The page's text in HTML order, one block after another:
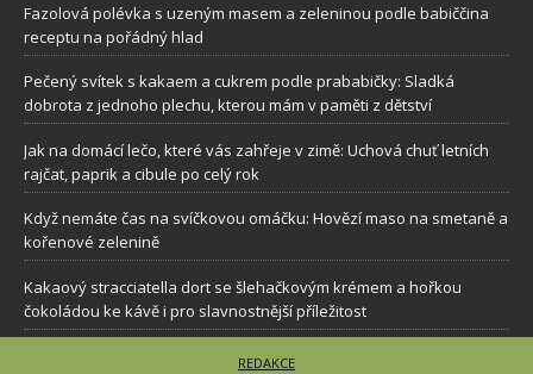
Fazolová polévka s uzeným masem a zeleninou podle babiččina
receptu na pořádný hlad
Pečený svítek s kakaem a cukrem podle prababičky: Sladká
dobrota z jednoho plechu, kterou mám v paměti z dětství
Jak na domácí lečo, které vás zahřeje v zimě: Uchová chuť letních
rajčat, paprik a cibule po celý rok
Když nemáte čas na svíčkovou omáčku: Hovězí maso na smetaně a
kořenové zelenině
Kakaový stracciatella dort se šlehačkovým krémem a hořkou
čokoládou ke kávě i pro slavnostnější příležitost
REDAKCE